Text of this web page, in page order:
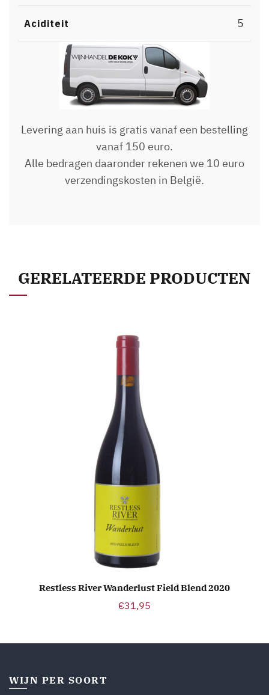
Aciditeit 5
Levering aan huis is gratis vanaf een bestelling
vanaf 150 euro.
Alle bedragen daaronder rekenen we 10 euro
verzendingskosten in België.
GERELATEERDE PRODUCTEN
TOEVOEGEN AAN WINKELWAGEN
Restless River Wanderlust Field Blend 2020
€31,95
WIJN PER SOORT